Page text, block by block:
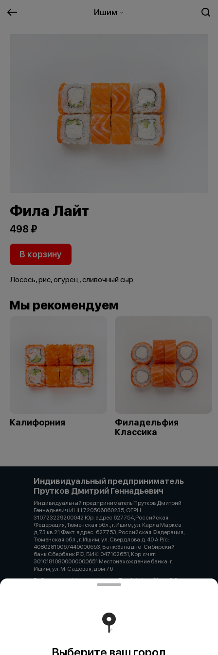
Ишим
Фила Лайт
498 ₽
В корзину
Лосось, рис, огурец, сливочный сыр
Мы рекомендуем
Калифорния
Филадельфия
Классика
Индивидуальный предприниматель
Прутков Дмитрий Геннадьевич
Индивидуальный предприниматель Прутков Дмитрий
Геннадьевич ИНН 720506860235, ОГРН
310723229200042 Юр. адрес 627754,Российская
Федерация, Тюменская обл., г.Ишим, ул. Карла Маркса
д.73 кв.21 Факт. адрес: 627753, Российская Федерация,
Тюменская обл., г. Ишим, ул. Свердлова д. 40 А Р/с:
40802810067440000653, Банк:Западно-Сибирский
банк Сбербанк РФ, БИК: 047102651, Кор.счет:
30101810800000000651 Местонахождение банка: г.
Ишим, ул. М. Садовая, дом 76
Работает на эффективном ядреFoodpicássover. 3.2
Политика конфиденциальности
Публичная оферта